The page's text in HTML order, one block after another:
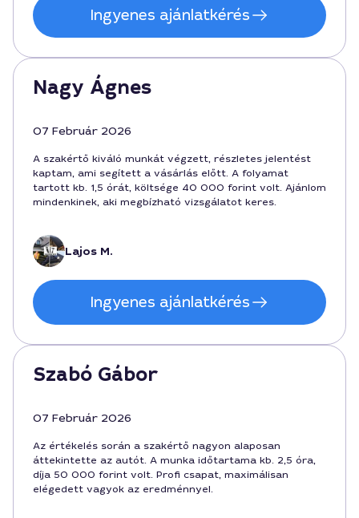
Ingyenes ajánlatkérés
Nagy Ágnes
07 Február 2026
A szakértő kiváló munkát végzett, részletes jelentést
kaptam, ami segített a vásárlás előtt. A folyamat
tartott kb. 1,5 órát, költsége 40 000 forint volt. Ajánlom
mindenkinek, aki megbízható vizsgálatot keres.
Lajos M.
Ingyenes ajánlatkérés
Szabó Gábor
07 Február 2026
Az értékelés során a szakértő nagyon alaposan
áttekintette az autót. A munka időtartama kb. 2,5 óra,
díja 50 000 forint volt. Profi csapat, maximálisan
elégedett vagyok az eredménnyel.